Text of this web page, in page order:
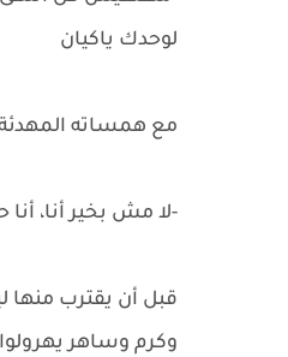
لوحدك ياكيان
مع همساته
-لا مش بخير أنا،
قبل أن يقترب
وكرم وساهر